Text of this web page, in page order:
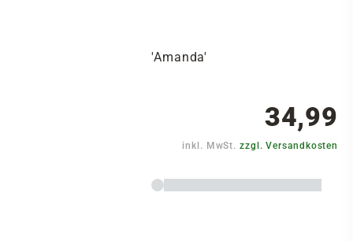
'Amanda'
34,99
inkl. MwSt.zzgl. Versandkosten